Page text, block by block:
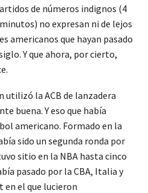
de números indignos (4
no expresan ni de lejos
americanos que hayan pasado
Y que ahora, por cierto,
la ACB de lanzadera
buena. Y eso que había
americano. Formado en la
sido un segunda ronda por
sitio en la NBA hasta cinco
pasado por la CBA, Italia y
el que lucieron